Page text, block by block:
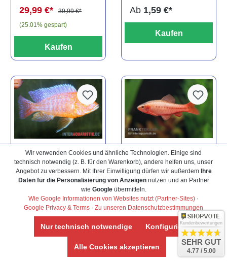
29,99 €*
39,99 €*
(25.01% gespart)
Kaufen
Ab 1,59 €*
Kaufen
Durchschnittliche Bewertung von 5 von 5 Sternen
Aulonocara spec.
Dragon Blood
18,99 €*
Durchschnittliche
Bitterlingsbarbe,
Rohanella titteya,
ehem. Puntius
titteya
Ab 3,59 €*
Kaufen
Wir verwenden Cookies und ähnliche Technologien. Einige sind
technisch notwendig (z. B. für den Warenkorb), andere helfen uns, unser
Angebot zu verbessern. Mit Ihrer Einwilligung dürfen wir außerdem Ihre
Daten für die Personalisierung von Anzeigennutzen und an Partner
wie Googleübermitteln.
Wie Google Informationen von Websites nutzt (Partner-Sites) ·
Google Privacy & Terms · Zu unseren Datenschutzbestimmungen
Nur technisch notwendige Konfigurieren
Alle Cookies akzeptieren
Kundenbewertungen
SEHR GUT
4.77 / 5.00